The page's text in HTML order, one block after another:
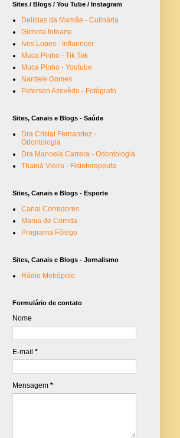
Sites / Blogs / You Tube / Instagram
Delícias da Mamãe - Culinária
Gilmota.fotoarte
Ives Lopes - Influencer
Muca Pinho - Tik Tok
Muca Pinho - Youtube
Nardele Gomes
Peterson Azevêdo - Fotógrafo
Sites, Canais e Blogs - Saúde
Dra Cristal Fernandez -
Odontologia
Dra Manoela Carrera - Odontologia
Thainá Vieira - Fisioterapeuta
Sites, Canais e Blogs - Esporte
Canal Corredores
Mania de Corrida
Programa Fôlego
Sites, Canais e Blogs - Jornalismo
Rádio Metrópole
Formulário de contato
Nome
E-mail *
Mensagem *